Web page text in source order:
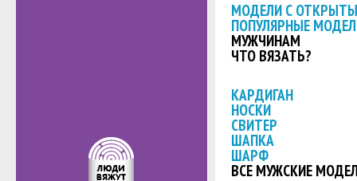
МОДЕЛИ С
ПОПУЛЯРНЫЕ
МУЖЧИНАМ
ЧТО ВЯЗАТЬ?
КАРДИГАН
НОСКИ
СВИТЕР
ШАПКА
ШАРФ
ВСЕ МУЖСКИЕ